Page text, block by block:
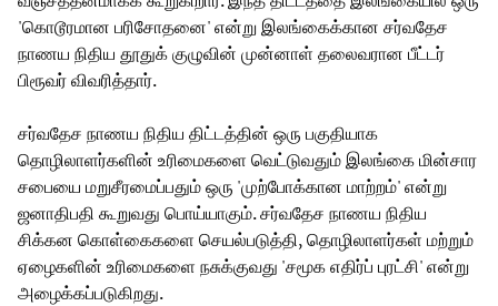
'கொடூரமான பரிசோதனை' என்று இலங்கைக்கான சர்வதேச
நாணய நிதிய தூதுக் குழுவின் முன்னாள் தலைவரான பீட்டர்
பிரூவர் விவரித்தார்.
சர்வதேச நாணய நிதிய திட்டத்தின் ஒரு பகுதியாக
தொழிலாளர்களின் உரிமைகளை வெட்டுவதும் இலங்கை மின்சார
சபையை மறுசீரமைப்பதும் ஒரு 'முற்போக்கான மாற்றம்' என்று
ஜனாதிபதி கூறுவது பொய்யாகும். சர்வதேச நாணய நிதிய
சிக்கன கொள்கைகளை செயல்படுத்தி, தொழிலாளர்கள் மற்றும்
ஏழைகளின் உரிமைகளை நசுக்குவது 'சமூக எதிர்ப் புரட்சி' என்று
அழைக்கப்படுகிறது.